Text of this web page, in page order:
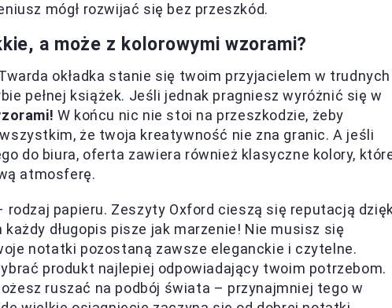
mógł rozwijać się bez przeszkód.
a może z kolorowymi wzorami?
okładka stanie się twoim przyjacielem w trudnych
pełnej książek. Jeśli jednak pragniesz wyróżnić się w
W końcu nic nie stoi na przeszkodzie, żeby
że twoja kreatywność nie zna granic. A jeśli
do biura, oferta zawiera również klasyczne kolory,
atmosferę.
rodzaj papieru. Zeszyty Oxford cieszą się reputacją
każdy długopis pisze jak marzenie! Nie musisz się
notatki pozostaną zawsze eleganckie i czytelne.
produkt najlepiej odpowiadający twoim potrzebom.
ruszać na podbój świata – przynajmniej tego w